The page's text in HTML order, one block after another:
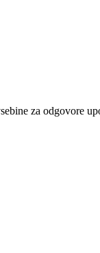
za odgovore